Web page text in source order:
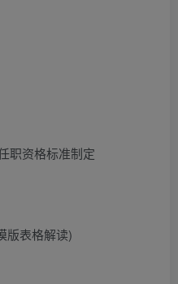
职资格标准制定
版表格解读)